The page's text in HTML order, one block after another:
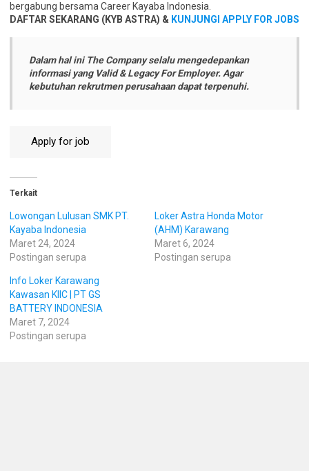
bergabung bersama Career Kayaba Indonesia.
DAFTAR SEKARANG (KYB ASTRA) & KUNJUNGI APPLY FOR JOBS
Dalam hal ini The Company selalu mengedepankan
informasi yang Valid & Legacy For Employer. Agar
kebutuhan rekrutmen perusahaan dapat terpenuhi.
Terkait
Lowongan Lulusan SMK PT.
Kayaba Indonesia
Maret 24, 2024
Postingan serupa
Loker Astra Honda Motor
(AHM) Karawang
Maret 6, 2024
Postingan serupa
Info Loker Karawang
Kawasan KIIC | PT GS
BATTERY INDONESIA
Maret 7, 2024
Postingan serupa